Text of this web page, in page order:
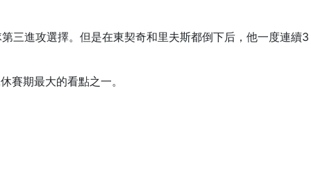
三進攻選擇。但是在東契奇和里夫斯都倒下后，他一度連續3
賽期最大的看點之一。